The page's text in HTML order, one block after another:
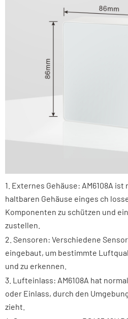
1. Externes Gehäuse: AM6108A
haltbaren Gehäuse einges ch
Komponenten zu schützen und
zustellen.
2. Sensoren: Verschiedene
eingebaut, um bestimmte
und zu erkennen.
3. Lufteinlass: AM6108A hat
oder Einlass, durch den
zieht.